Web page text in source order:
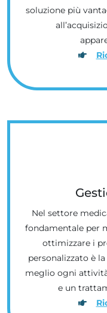
soluzione più
Nel settore
fondamentale per
ottimizzare i
personalizzato è
meglio ogni
e un